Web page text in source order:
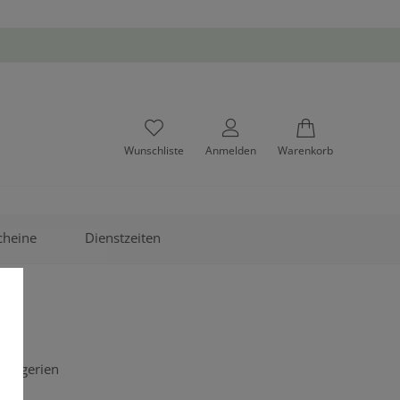
Wunschliste Anmelden Warenkorb
Dienstzeiten